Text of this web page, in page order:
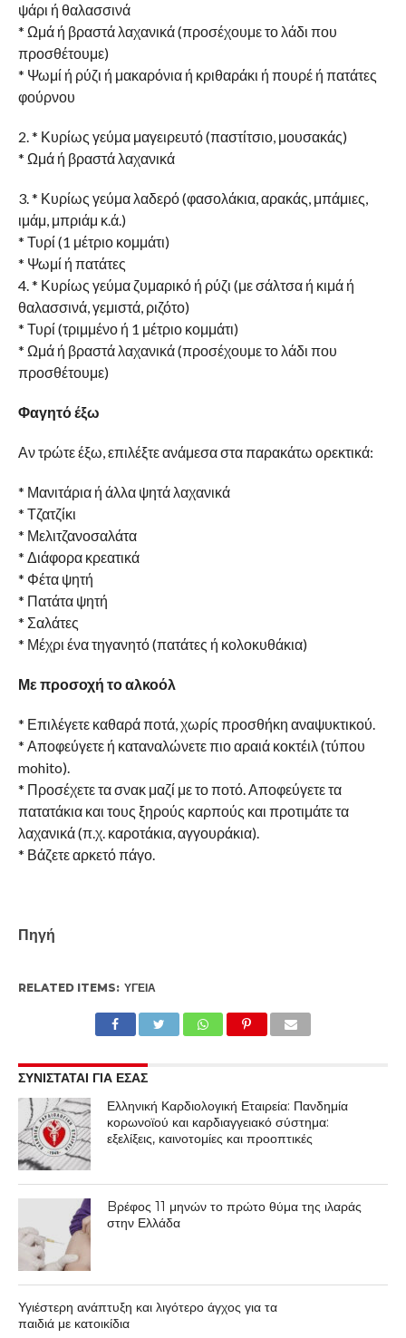
ψάρι ή θαλασσινά
* Ωμά ή βραστά λαχανικά (προσέχουμε το λάδι που
προσθέτουμε)
* Ψωμί ή ρύζι ή μακαρόνια ή κριθαράκι ή πουρέ ή πατάτες
φούρνου
2. * Κυρίως γεύμα μαγειρευτό (παστίτσιο, μουσακάς)
* Ωμά ή βραστά λαχανικά
3. * Κυρίως γεύμα λαδερό (φασολάκια, αρακάς, μπάμιες,
ιμάμ, μπριάμ κ.ά.)
* Τυρί (1 μέτριο κομμάτι)
* Ψωμί ή πατάτες
4. * Κυρίως γεύμα ζυμαρικό ή ρύζι (με σάλτσα ή κιμά ή
θαλασσινά, γεμιστά, ριζότο)
* Τυρί (τριμμένο ή 1 μέτριο κομμάτι)
* Ωμά ή βραστά λαχανικά (προσέχουμε το λάδι που
προσθέτουμε)
Φαγητό έξω
Αν τρώτε έξω, επιλέξτε ανάμεσα στα παρακάτω ορεκτικά:
* Μανιτάρια ή άλλα ψητά λαχανικά
* Τζατζίκι
* Μελιτζανοσαλάτα
* Διάφορα κρεατικά
* Φέτα ψητή
* Πατάτα ψητή
* Σαλάτες
* Μέχρι ένα τηγανητό (πατάτες ή κολοκυθάκια)
Με προσοχή το αλκοόλ
* Επιλέγετε καθαρά ποτά, χωρίς προσθήκη αναψυκτικού.
* Αποφεύγετε ή καταναλώνετε πιο αραιά κοκτέιλ (τύπου
mohito).
* Προσέχετε τα σνακ μαζί με το ποτό. Αποφεύγετε τα
πατατάκια και τους ξηρούς καρπούς και προτιμάτε τα
λαχανικά (π.χ. καροτάκια, αγγουράκια).
* Βάζετε αρκετό πάγο.
Πηγή
RELATED ITEMS: ΥΓΕΊΑ
ΣΥΝΙΣΤΑΤΑΙ ΓΙΑ ΕΣΑΣ
Ελληνική Καρδιολογική Εταιρεία: Πανδημία
κορωνοϊού και καρδιαγγειακό σύστημα:
εξελίξεις, καινοτομίες και προοπτικές
Bρέφος 11 μηνών το πρώτο θύμα της ιλαράς
στην Ελλάδα
Υγιέστερη ανάπτυξη και λιγότερο άγχος για τα
παιδιά με κατοικίδια